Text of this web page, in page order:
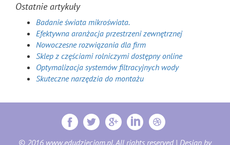
Ostatnie artykuły
Badanie świata mikroświata.
Efektywna aranżacja przestrzeni zewnętrznej
Nowoczesne rozwiązania dla firm
Sklep z częściami rolniczymi dostępny online
Optymalizacja systemów filtracyjnych wody
Skuteczne narzędzia do montażu
© 2016 www.edudzieciom.pl. All rights reserved | Design by